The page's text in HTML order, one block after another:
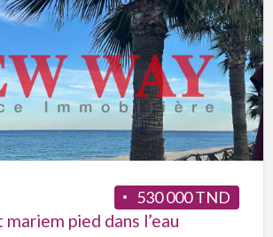
530 000 TND
pied dans l’eau